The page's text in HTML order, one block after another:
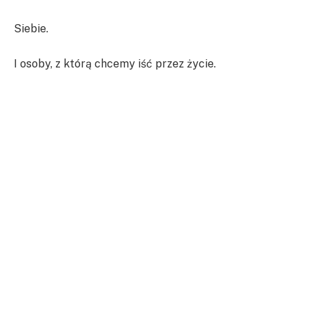
Siebie.
I osoby, z którą chcemy iść przez życie.